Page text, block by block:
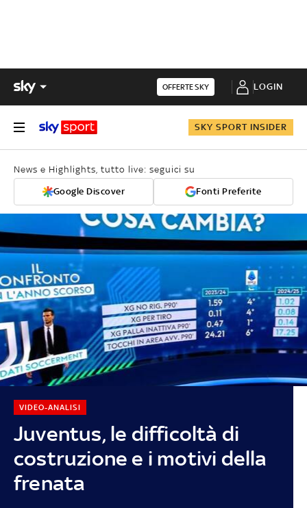
OFFERTE SKY LOGIN
SKY SPORT INSIDER
News e Highlights, tutto live: seguici su
Google Discover Fonti Preferite
Juventus, le difficoltà di
costruzione e i motivi della
frenata
VIDEO-ANALISI